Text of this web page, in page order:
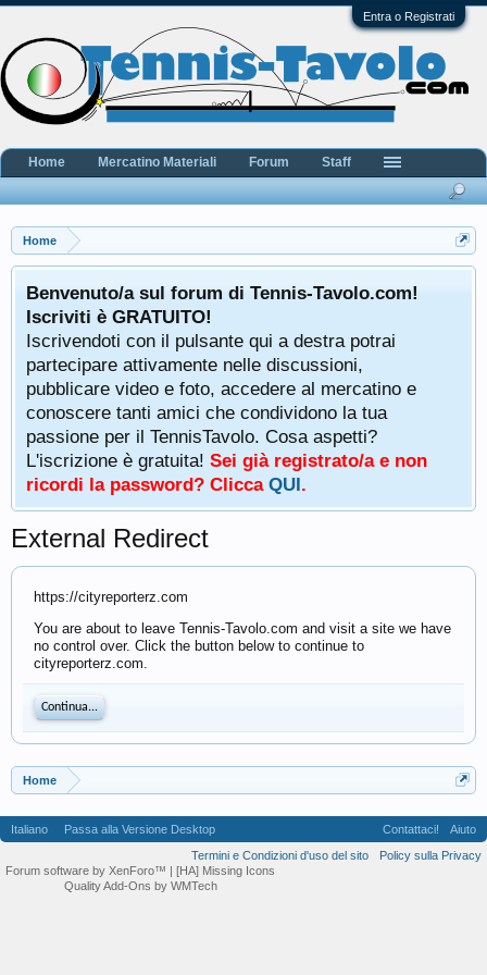
Entra o Registrati
Home
Benvenuto/a sul forum di Tennis-Tavolo.com!
Iscriviti è GRATUITO!
Iscrivendoti con il pulsante qui a destra potrai
partecipare attivamente nelle discussioni,
pubblicare video e foto, accedere al mercatino e
conoscere tanti amici che condividono la tua
passione per il TennisTavolo. Cosa aspetti?
L'iscrizione è gratuita! Sei già registrato/a e non
ricordi la password? Clicca QUI.
External Redirect
https://cityreporterz.com
You are about to leave Tennis-Tavolo.com and visit a site we have
no control over. Click the button below to continue to
cityreporterz.com.
Continua...
Home
Home Mercatino Materiali Forum Staff
Italiano Passa alla Versione Desktop Contattaci!
Aiuto
Termini e Condizioni d'uso del sito
Policy sulla Privacy
Forum software by XenForo™ | [HA] Missing Icons
Quality Add-Ons by WMTech